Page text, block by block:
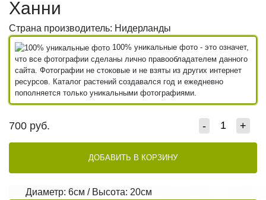
Ханни
Страна производитель: Нидерланды
100% уникальные фото - это означет,
что все фотографии сделаны лично правообладателем данного
сайта. Фотографии не стоковые и не взяты из других интернет
ресурсов. Каталог растений создавался год и ежедневно
пополняется только уникальными фотографиями.
700 руб. - +
ДОБАВИТЬ В КОРЗИНУ
Диаметр: 6см / Высота: 20см